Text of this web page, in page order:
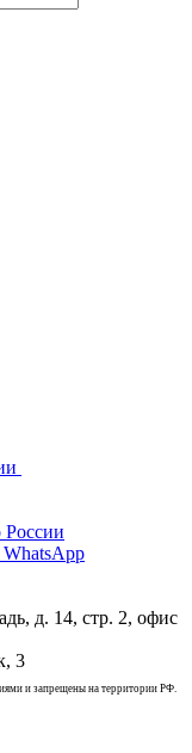
России
WhatsApp
д. 14, стр. 2, офис
3
и запрещены на территории РФ.